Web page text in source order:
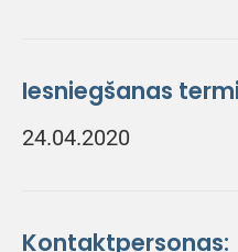
Iesniegšanas
24.04.2020
Kontaktpersonas: